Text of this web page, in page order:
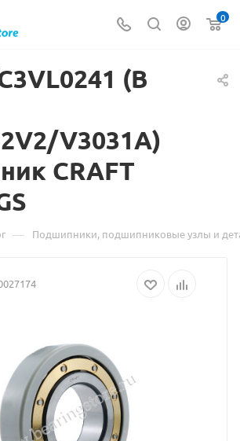
0
(B
товаре
(B
V3031A)
CRAFT
— Подшипники, подшипниковые узлы и